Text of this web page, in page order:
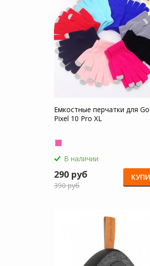
Емкостные перчатки для
Pixel 10 Pro XL
В наличии
290 руб
390 руб